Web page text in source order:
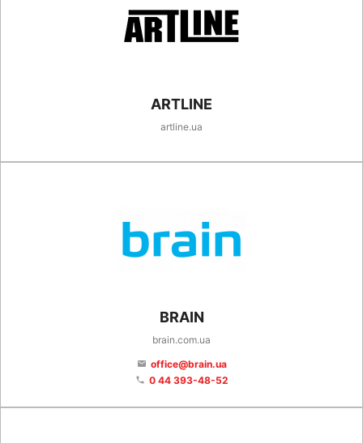
ARTLINE
artline.ua
BRAIN
brain.com.ua
email office@brain.ua
phone 0 44 393-48-52